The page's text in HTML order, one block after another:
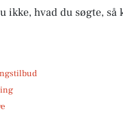
ikke, hvad du søgte,